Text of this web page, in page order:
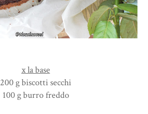
x la base
200 g biscotti secchi
100 g burro freddo